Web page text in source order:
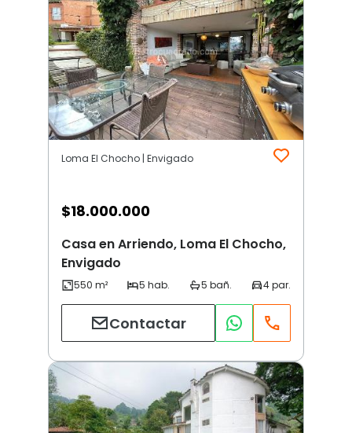
Loma El Chocho | Envigado
$18.000.000
Casa en Arriendo, Loma El Chocho,
Envigado
Contactar